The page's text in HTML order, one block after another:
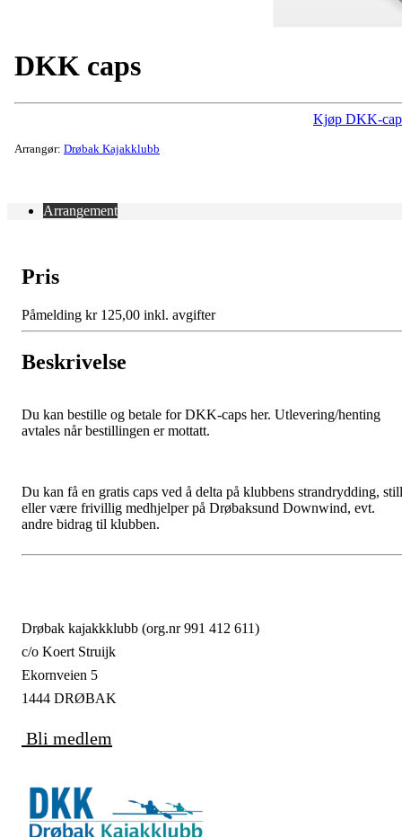
DKK caps
Arrangør: Drøbak Kajakklubb
Kjøp DKK-
Arrangement
Pris
Påmelding kr 125,00 inkl. avgifter
Beskrivelse
Du kan bestille og betale for DKK-caps her. Utlevering/henting
avtales når bestillingen er mottatt.
Du kan få en gratis caps ved å delta på klubbens strandrydding,
eller være frivillig medhjelper på Drøbaksund Downwind, evt.
andre bidrag til klubben.
Drøbak kajakkklubb (org.nr 991 412 611)
c/o Koert Struijk
Ekornveien 5
1444 DRØBAK
Bli medlem